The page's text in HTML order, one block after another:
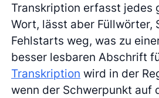
Transkription erfasst jedes
Wort, lässt aber Füllwörter,
Fehlstarts weg, was zu
besser lesbaren Abschrift
Transkription wird in der
wenn der Schwerpunkt auf